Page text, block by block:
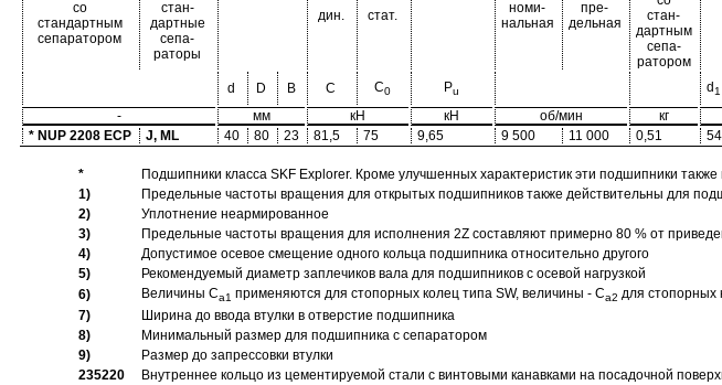
со
стандартным
сепаратором
стан-
дартные
сепа-
раторы
дин. стат.
номи-
нальная
пре-
дельная
стан-
дартным
сепа-
ратором
d D B C C0 Pu d1
-
мм кН кН об/мин кг
* NUP 2208 ECP
J, ML 40 80 23 81,5 75 9,65 9 500 11 000 0,51 54
*
Подшипники класса SKF Explorer. Кроме улучшенных характеристик эти подшипники
1)
Предельные частоты вращения для открытых подшипников также действительны для
2)
Уплотнение неармированное
3)
Предельные частоты вращения для исполнения 2Z составляют примерно 80 % от
4)
Допустимое осевое смещение одного кольца подшипника относительно другого
5)
Рекомендуемый диаметр заплечиков вала для подшипников с осевой нагрузкой
6)
Величины Ca1 применяются для стопорных колец типа SW, величины - Ca2 для стопорных
7)
Ширина до ввода втулки в отверстие подшипника
8)
Минимальный размер для подшипника с сепаратором
9)
Размер до запрессовки втулки
235220
Внутреннее кольцо из цементируемой стали с винтовыми канавками на посадочной